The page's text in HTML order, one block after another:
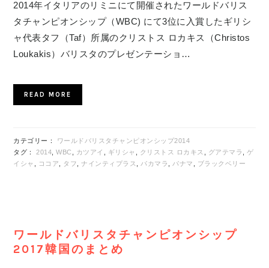
2014年イタリアのリミニにて開催されたワールドバリス
タチャンピオンシップ（WBC) にて3位に入賞したギリシ
ャ代表タフ（Taf）所属のクリストス ロカキス（Christos
Loukakis）バリスタのプレゼンテーショ…
READ MORE
カテゴリー： ワールドバリスタチャンピオンシップ2014
タグ： 2014 ,WBC カツアイ ギリシャ クリストス ロカキス グアテマラ ,ゲ
イシャ
ココア タフ ナインティプラス パカマラ パナマ ブラックベリー
ワールドバリスタチャンピオンシップ
2017韓国のまとめ